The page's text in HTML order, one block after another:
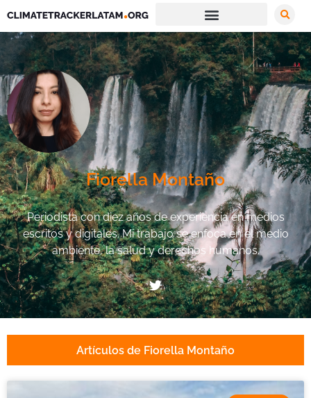
Fiorella Montaño
Periodista con diez años de experiencia en medios
escritos y digitales. Mi trabajo se enfoca en el medio
ambiente, la salud y derechos humanos.
Artículos de Fiorella Montaño